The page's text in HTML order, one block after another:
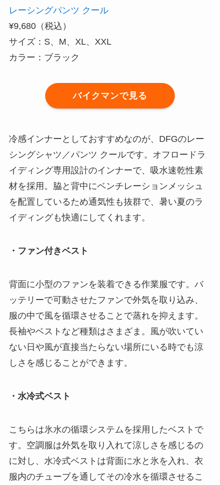
レーシングパンツ クール
¥9,680（税込）
サイズ：S、M、XL、XXL
カラー：ブラック
バイクマンで見る
冷感インナーとしておすすめなのが、DFGのレー
シングシャツ／パンツ クールです。オフロードラ
イディング専用設計のインナーで、吸水速乾性素
材を採用。脇と背中にベンチレーションメッシュ
を配置しているため通気性も抜群で、暑い夏のラ
イディングも快適にしてくれます。
・ファン付きベスト
背面に小型のファンを装着できる作業服です。バ
ッテリーで可動させたファンで外気を取り込み、
服の中で風を循環させることで蒸れを抑えます。
長袖やベストなど種類はさまざま。風が吹いてい
ない日や風が直接当たらない場所にいる時でも涼
しさを感じることができます。
・水冷式ベスト
こちらは氷水の循環システムを採用したベストで
す。空調服は外気を取り入れて涼しさを感じるの
に対し、水冷式ベストは背面に水と氷を入れ、衣
服内のチューブを通してその冷水を循環させるこ